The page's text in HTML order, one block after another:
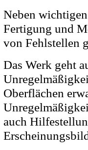
Neben
Fertigung und
von Fehlstellen
Das Werk geht
Oberflächen
auch